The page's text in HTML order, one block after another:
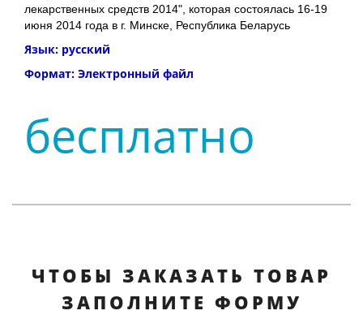
лекарственных средств 2014", которая состоялась 16-19
июня 2014 года в г. Минске, Республика Беларусь
Язык: русский
Формат: Электронный файл
бесплатно
ЧТОБЫ ЗАКАЗАТЬ ТОВАР
ЗАПОЛНИТЕ ФОРМУ